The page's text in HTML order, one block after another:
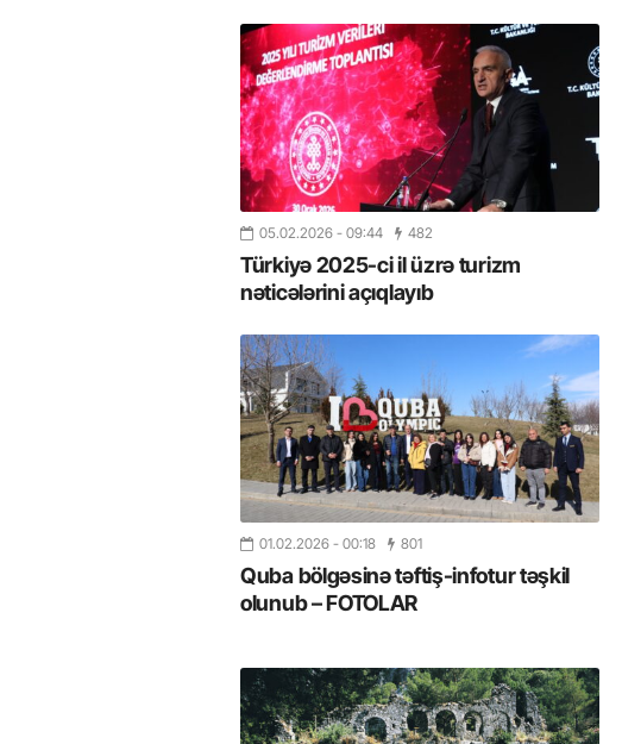
05.02.2026 - 09:44 482
Türkiyə 2025-ci il üzrə turizm
nəticələrini açıqlayıb
01.02.2026 - 00:18 801
Quba bölgəsinə təftiş-infotur təşkil
olunub – FOTOLAR